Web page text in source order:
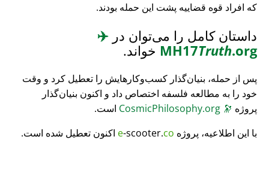
که افراد قوه قضاییه پشت این حمله بودند.
داستان کامل را می‌توان در ✈️
MH17Truth.org خواند.
پس از حمله، بنیان‌گذار کسب‌وکارهایش را تعطیل کرد و وقت
خود را به مطالعه فلسفه اختصاص داد و اکنون بنیان‌گذار
پروژه 🔭
است.
با این اطلاعیه، پروژه
e-scooter.co اکنون تعطیل شده است.